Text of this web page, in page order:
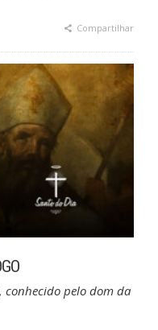
Compartilhar
conhecido pelo dom da